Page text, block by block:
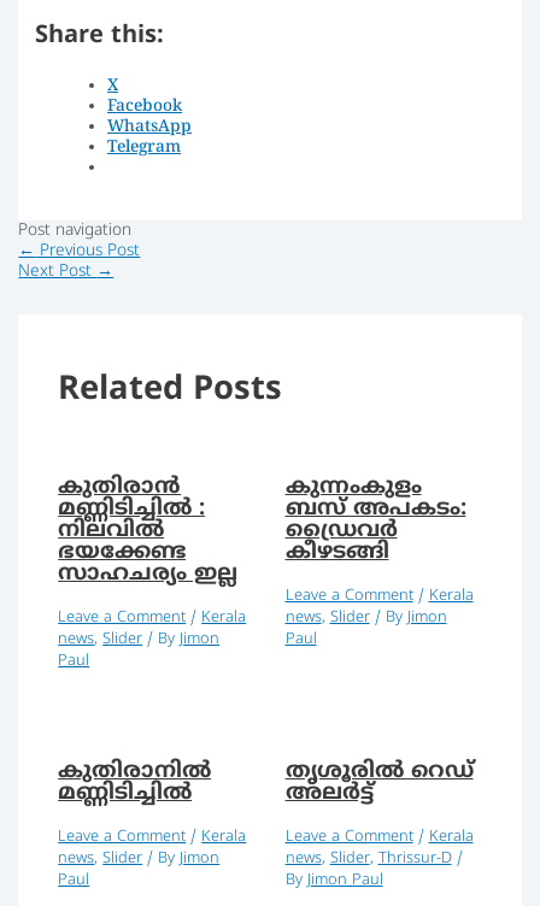
Share this:
X
Facebook
WhatsApp
Telegram
Post navigation
← Previous Post
Next Post →
Related Posts
കുതിരാൻ
മണ്ണിടിച്ചിൽ :
നിലവില്‍
ഭയക്കേണ്ട
സാഹചര്യം ഇല്ല
Leave a Comment / Kerala
news,Slider / By Jimon
Paul
കുന്നംകുളം
ബസ് അപകടം:
ഡ്രൈവര്‍
കീഴടങ്ങി
Leave a Comment / Kerala
news, Slider/ By Jimon
Paul
കുതിരാനിൽ
മണ്ണിടിച്ചിൽ
Leave a Comment /Kerala
news,Slider/ ByJimon
Paul
തൃശൂരിൽ റെഡ്
അലർട്ട്
Leave a Comment /Kerala
news,Slider,Thrissur-D/
ByJimon Paul